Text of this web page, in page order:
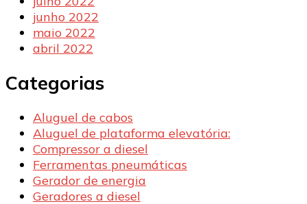
junho 2022
maio 2022
abril 2022
Categorias
Aluguel de cabos
Aluguel de plataforma elevatória:
Compressor a diesel
Ferramentas pneumáticas
Gerador de energia
Geradores a diesel